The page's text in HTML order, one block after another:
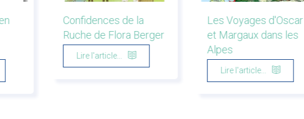
Confidences de la
Ruche de Flora Berger
Lire l'article...
Les Voyages d'Oscar
et Margaux dans les
Alpes
Lire l'article...